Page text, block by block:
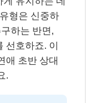
형은 신중하
하는 반면,
선호하죠. 이
애 초반 상대
.